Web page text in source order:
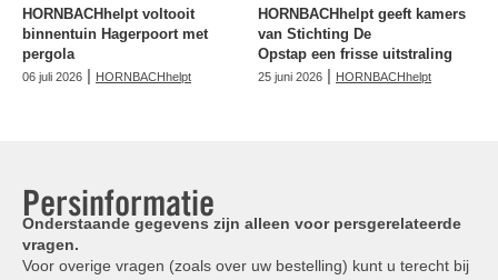
HORNBACHhelpt voltooit
binnentuin Hagerpoort met
pergola
06 juli 2026 | HORNBACHhelpt
HORNBACHhelpt geeft kamers
van Stichting De
Opstap een frisse uitstraling
25 juni 2026 | HORNBACHhelpt
Persinformatie
Onderstaande gegevens zijn alleen voor persgerelateerde
vragen.
Voor overige vragen (zoals over uw bestelling) kunt u terecht bij